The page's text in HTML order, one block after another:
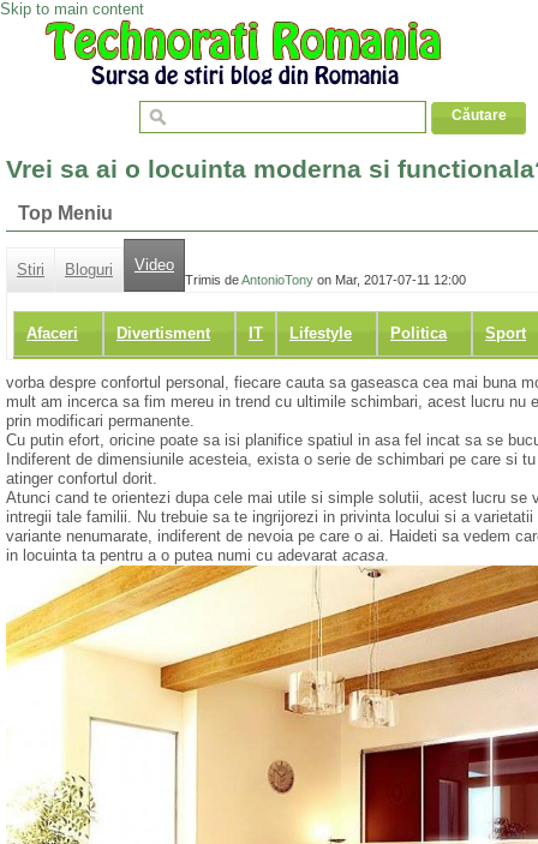
Skip to main content
Vrei sa ai o locuinta moderna si
Top Meniu
Stiri Bloguri Video
Afaceri Divertisment IT Lifestyle Politica Sport
Trimis deAntonioTony on Mar, 2017-07-11 12:00
vorba despre confortul personal, fiecare cauta sa gaseasca cea mai buna
mult am incerca sa fim mereu in trend cu ultimile schimbari, acest lucru
prin modificari permanente.
Cu putin efort, oricine poate sa isi planifice spatiul in asa fel incat sa se
Indiferent de dimensiunile acesteia, exista o serie de schimbari pe care si
atinger confortul dorit.
Atunci cand te orientezi dupa cele mai utile si simple solutii, acest lucru
intregii tale familii. Nu trebuie sa te ingrijorezi in privinta locului si a
variante nenumarate, indiferent de nevoia pe care o ai. Haideti sa vedem
in locuinta ta pentru a o putea numi cu adevarat acasa.